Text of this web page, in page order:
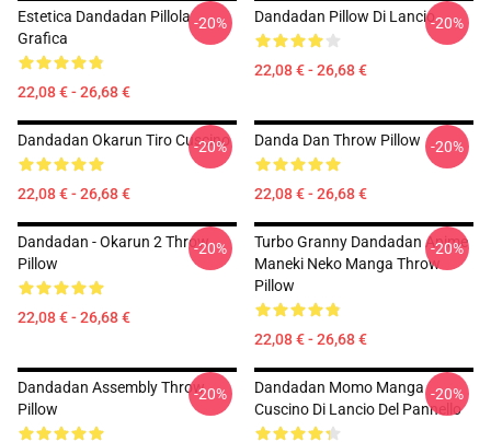
Estetica Dandadan Pillola
Grafica
22,08 € - 26,68 €
-20% Dandadan Pillow Di Lancio
22,08 € - 26,68 €
-20%
Dandadan Okarun Tiro Cuscino
22,08 € - 26,68 €
-20% Danda Dan Throw Pillow
22,08 € - 26,68 €
-20%
Dandadan - Okarun 2 Throw
Pillow
22,08 € - 26,68 €
-20%
Turbo Granny Dandadan Anime
Maneki Neko Manga Throw
Pillow
22,08 € - 26,68 €
-20%
Dandadan Assembly Throw
Pillow
-20%
Dandadan Momo Manga
Cuscino Di Lancio Del Pannello
-20%